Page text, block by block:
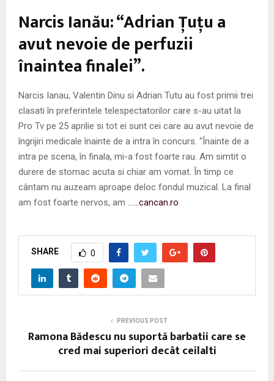
Narcis Ianău: “Adrian Ţuţu a
avut nevoie de perfuzii
înaintea finalei”.
Narcis Ianau, Valentin Dinu si Adrian Tutu au fost primii trei
clasati în preferintele telespectatorilor care s-au uitat la
Pro Tv pe 25 aprilie si tot ei sunt cei care au avut nevoie de
îngrijiri medicale înainte de a intra în concurs. “Înainte de a
intra pe scena, în finala, mi-a fost foarte rau. Am simtit o
durere de stomac acuta si chiar am vomat. În timp ce
cântam nu auzeam aproape deloc fondul muzical. La final
am fost foarte nervos, am …
…cancan.ro
SHARE 0
PREVIOUS POST
Ramona Bădescu nu suportă barbatii care se
cred mai superiori decât ceilalti